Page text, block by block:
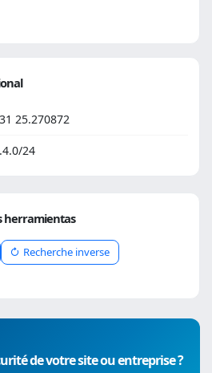
25.270872
24
herramientas
Recherche inverse
de votre site ou entreprise ?